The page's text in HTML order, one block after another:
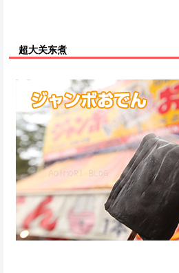
超大关东煮